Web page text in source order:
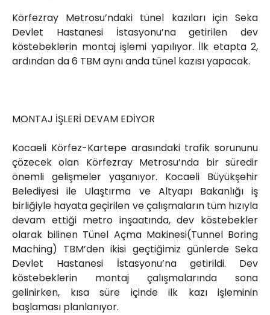
Körfezray Metrosu’ndaki tünel kazıları için Seka
Devlet Hastanesi İstasyonu’na getirilen dev
köstebeklerin montaj işlemi yapılıyor. İlk etapta 2,
ardından da 6 TBM aynı anda tünel kazısı yapacak.
MONTAJ İŞLERİ DEVAM EDİYOR
Kocaeli Körfez-Kartepe arasındaki trafik sorununu
çözecek olan Körfezray Metrosu’nda bir süredir
önemli gelişmeler yaşanıyor. Kocaeli Büyükşehir
Belediyesi ile Ulaştırma ve Altyapı Bakanlığı iş
birliğiyle hayata geçirilen ve çalışmaların tüm hızıyla
devam ettiği metro inşaatında, dev köstebekler
olarak bilinen Tünel Açma Makinesi(Tunnel Boring
Maching) TBM’den ikisi geçtiğimiz günlerde Seka
Devlet Hastanesi İstasyonu’na getirildi. Dev
köstebeklerin montaj çalışmalarında sona
gelinirken, kısa süre içinde ilk kazı işleminin
başlaması planlanıyor.
Yahya Kaptan Mahallesi
Akkavaklar Caddesi No:17/4 İzmit-
KOCAELİ
kocaelisokak@gmail.com